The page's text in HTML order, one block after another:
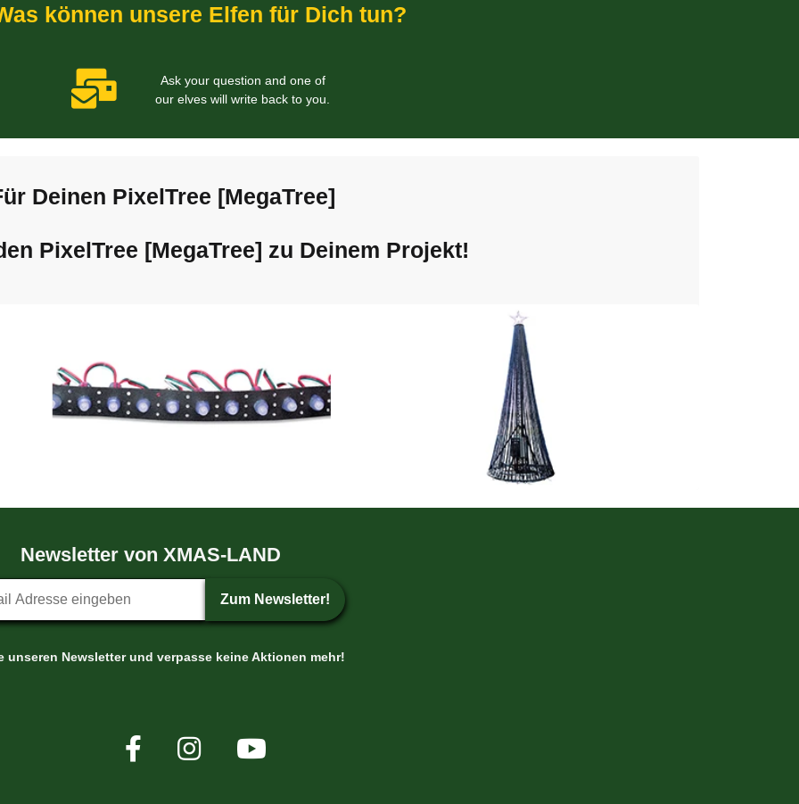
können unsere Elfen für Dich tun?
Ask your question and one of
our elves will write back to you.
Deinen PixelTree [MegaTree]
PixelTree [MegaTree] zu Deinem Projekt!
Newsletter von XMAS-LAND
Anmeldung
Zum Newsletter!
unseren Newsletter und verpasse keine Aktionen mehr!